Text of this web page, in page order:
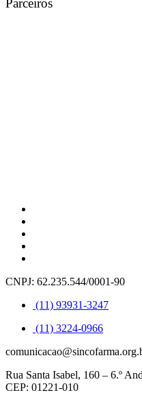
Parceiros
CNPJ: 62.235.544/0001-90
(11) 93931-3247
(11) 3224-0966
Rua Santa Isabel, 160 – 6.º
CEP: 01221-010